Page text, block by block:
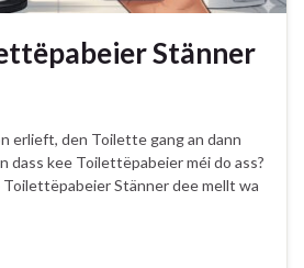
Stänner
erlieft, den Toilette gang an dann
dass kee Toilettëpabeier méi do ass?
Toilettëpabeier Stänner dee mellt wa